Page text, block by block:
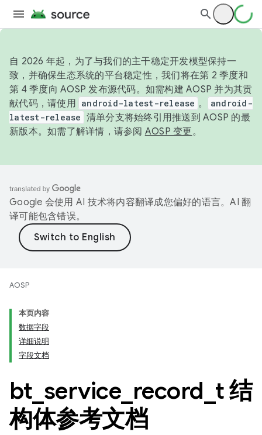
自 2026 年起，为了与我们的主干稳定开发模型保持一
致，并确保生态系统的平台稳定性，我们将在第 2 季度和
第 4 季度向 AOSP 发布源代码。如需构建 AOSP 并为其贡
献代码，请使用 android-latest-release 。
android-
latest-release 清单分支将始终引用推送到 AOSP 的最
新版本。如需了解详情，请参阅 AOSP 变更。
Google 会使用 AI 技术将内容翻译成您偏好的语言。AI 翻
译可能包含错误。
AOSP
本页内容
数据字段
详细说明
字段文档
bt service record t 结
构体参考文档